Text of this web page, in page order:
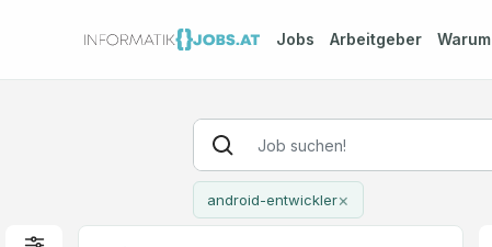
Jobs Arbeitgeber Warum
android-entwickler×